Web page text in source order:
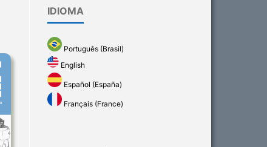
IDIOMA
Português (Brasil)
English
Español (España)
Français (France)